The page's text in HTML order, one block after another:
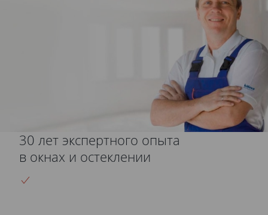
30 лет экспертного опыта
в окнах и остеклении